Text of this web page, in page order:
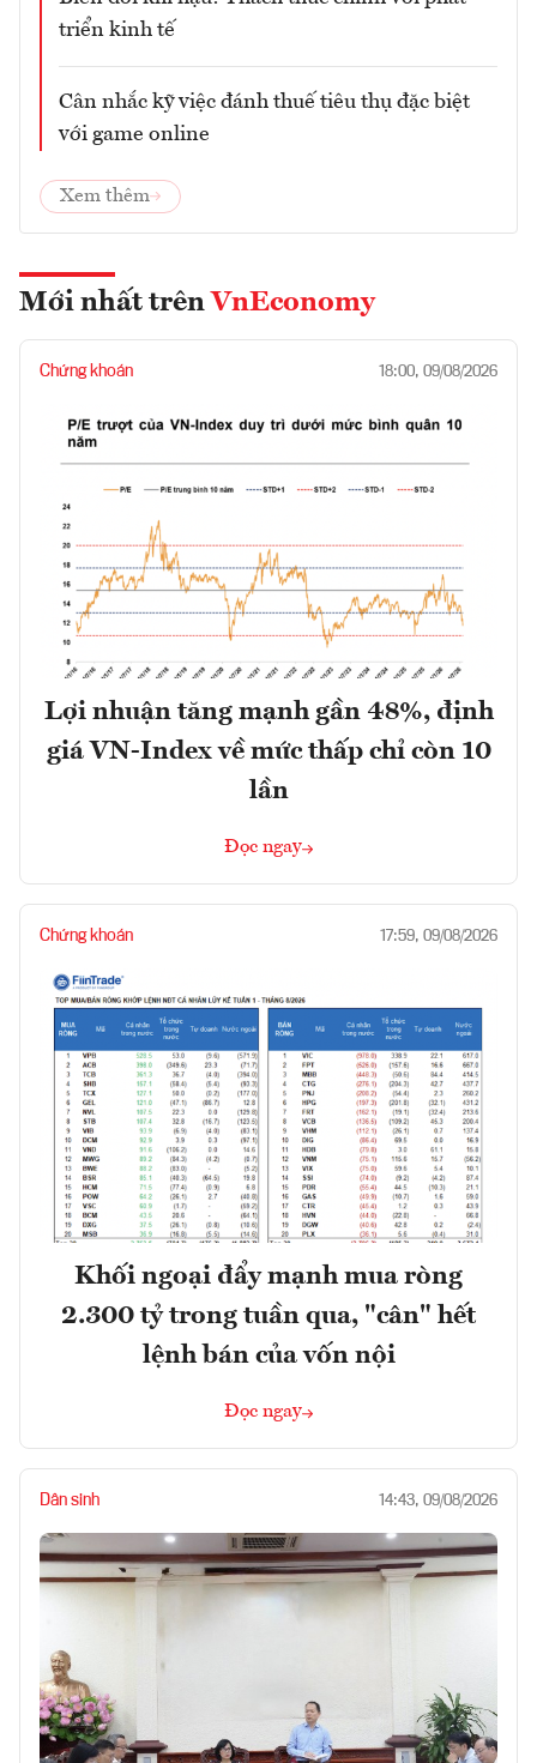
triển kinh tế
Cân nhắc kỹ việc đánh thuế tiêu thụ đặc biệt
với game online
Xem thêm
Mới nhất trên VnEconomy
Chứng khoán 18:00, 09/08/2026
Lợi nhuận tăng mạnh gần 48%, định
giá VN-Index về mức thấp chỉ còn 10
lần
Đọc ngay
Chứng khoán 17:59, 09/08/2026
Khối ngoại đẩy mạnh mua ròng
2.300 tỷ trong tuần qua, "cân" hết
lệnh bán của vốn nội
Đọc ngay
Dân sinh 14:43, 09/08/2026